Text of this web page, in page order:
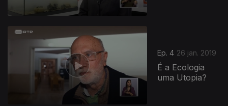
Ep. 4 26 jan. 2019
É a Ecologia
uma Utopia?